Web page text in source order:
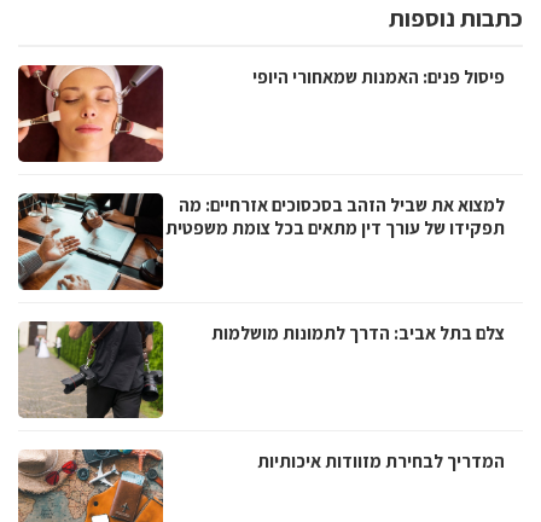
כתבות נוספות
פיסול פנים: האמנות שמאחורי היופי
למצוא את שביל הזהב בסכסוכים אזרחיים: מה
תפקידו של עורך דין מתאים בכל צומת משפטית
צלם בתל אביב: הדרך לתמונות מושלמות
המדריך לבחירת מזוודות איכותיות